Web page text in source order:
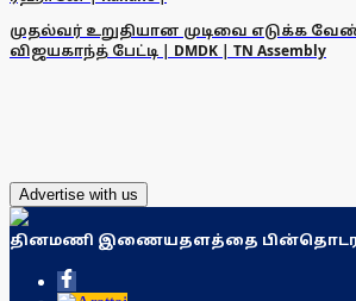
முதல்வர் உறுதியான முடிவை எடுக்க
விஜயகாந்த் பேட்டி | DMDK | TN Assembly
Advertise with us
தினமணி இணையதளத்தை